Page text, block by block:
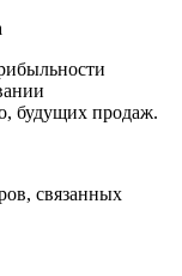
будущих продаж.
связанных